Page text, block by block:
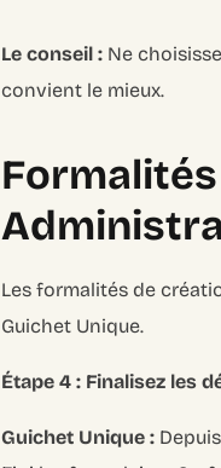
Le conseil : Ne
convient le mieux.
Les formalités de
Guichet Unique.
Étape 4 : Finalisez les
Guichet Unique :